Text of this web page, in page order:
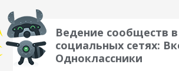
Ведение сообществ в
социальных сетях:
Одноклассники